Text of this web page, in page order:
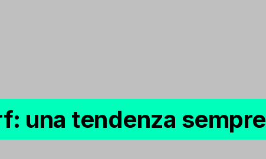
una tendenza sempre